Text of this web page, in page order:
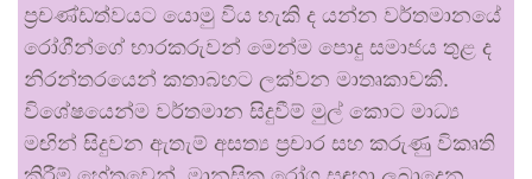
ප්‍රචණ්ඩත්වයට යොමු විය හැකි ද යන්න වර්තමානයේ
රෝගීන්ගේ භාරකරුවන් මෙන්ම පොදු සමාජය තුළ ද
නිරන්තරයෙන් කතාබහට ලක්වන මාතෘකාවකි.
විශේෂයෙන්ම වර්තමාන සිදුවීම් මුල් කොට මාධ්‍ය
මඟින් සිදුවන ඇතැම් අසත්‍ය ප්‍රචාර සහ කරුණු විකෘති